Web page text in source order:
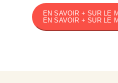
EN SAVOIR + SUR LE
EN SAVOIR + SUR LE